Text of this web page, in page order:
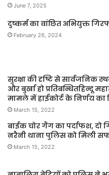
June 7, 2025
दुष्कर्म का वांछित अभियुक्त
February 26, 2024
सुरक्षा की दृष्टि से सार्वजनिक
और बुर्खा हो प्रतिबन्धितहिन्दू
मामले में हाईकोर्ट के निर्णय का
March 15, 2022
बाईक चोर गैंग का पर्दाफश, दो
नरैनी थाना पुलिस को मिली
March 15, 2022